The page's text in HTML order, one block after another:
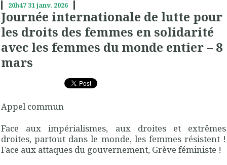
20h47 31janv. 2026
Journée internationale de lutte pour
les droits des femmes en solidarité
avec les femmes du monde entier – 8
mars
Appel commun
Face aux impérialismes, aux droites et extrêmes
droites, partout dans le monde, les femmes résistent !
Face aux attaques du gouvernement, Grève féministe !